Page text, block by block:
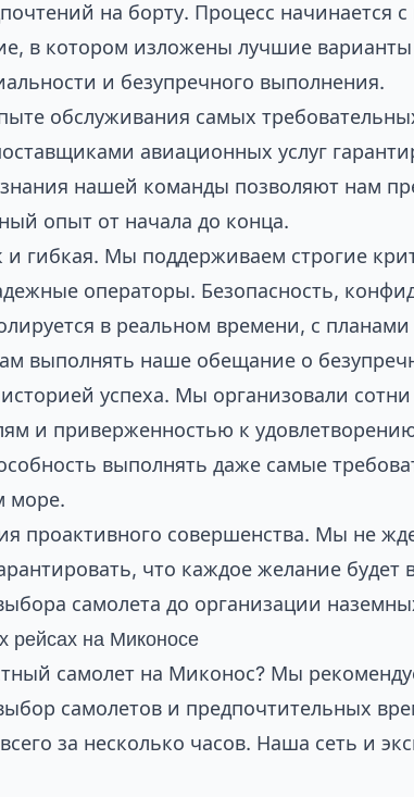
на борту. Процесс начинается
в котором изложены лучшие
и безупречного выполнения.
обслуживания самых
авиационных услуг
нашей команды позволяют нам
опыт от начала до конца.
и гибкая. Мы поддерживаем строгие
операторы. Безопасность,
в реальном времени, с
выполнять наше обещание о
успеха. Мы организовали
и приверженностью к
выполнять даже самые
море.
проактивного совершенства. Мы не
что каждое желание
самолета до организации
рейсах на Миконосе
самолет на Миконос? Мы
самолетов и предпочтительных
за несколько часов. Наша сеть и